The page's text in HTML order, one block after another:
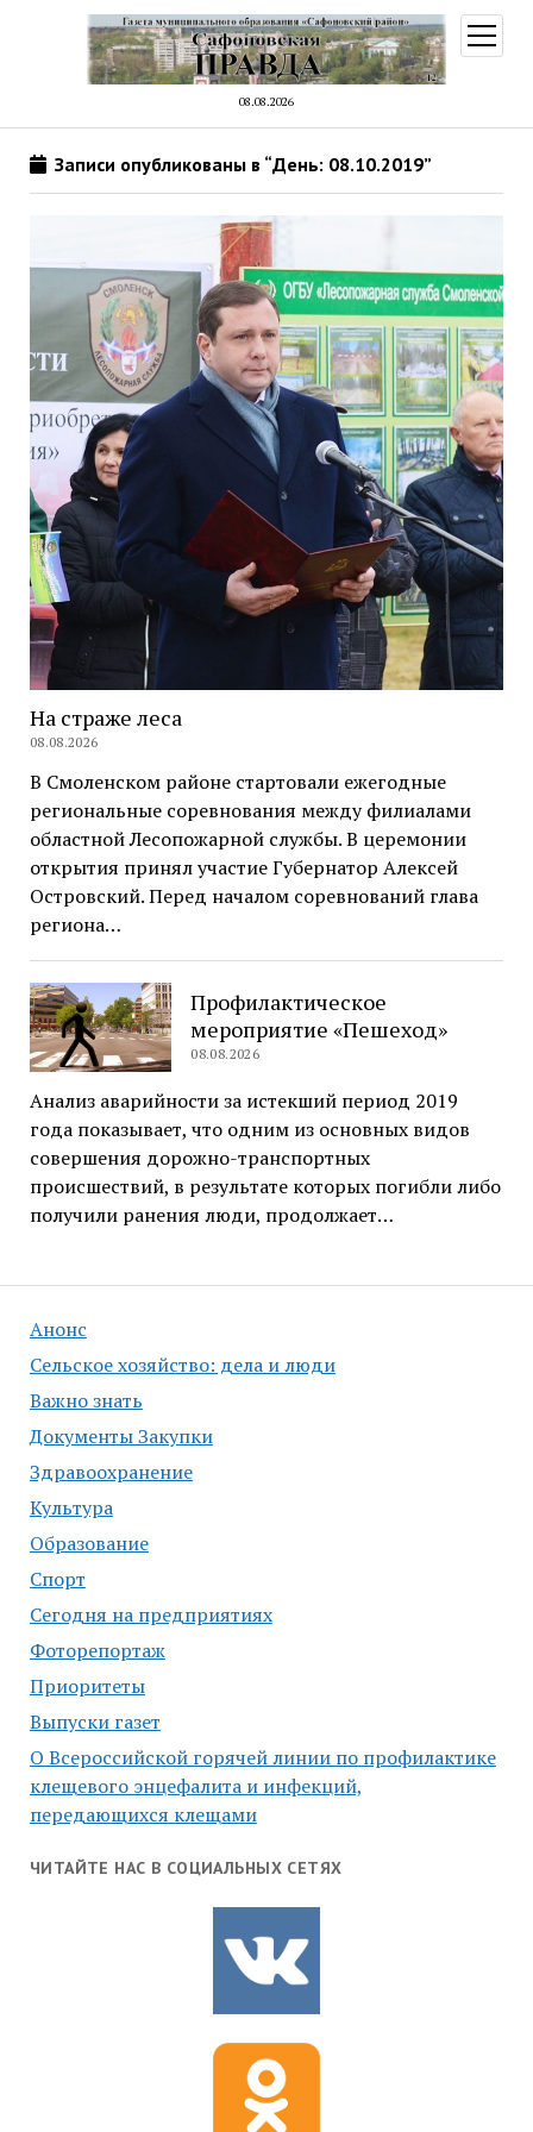
08.08.2026
меню
Анонс
Сельское хозяйство: дела и люди
Важно знать
Документы Закупки
Здравоохранение
Культура
Образование
Спорт
Сегодня на предприятиях
Фоторепортаж
Приоритеты
Выпуски газет
О Всероссийской горячей линии по профилактике
клещевого энцефалита и инфекций,
передающихся клещами
ЧИТАЙТЕ НАС В СОЦИАЛЬНЫХ СЕТЯХ
Записи опубликованы в “День: 08.10.2019”
На страже леса
08.08.2026
В Смоленском районе стартовали ежегодные
региональные соревнования между филиалами
областной Лесопожарной службы. В церемонии
открытия принял участие Губернатор Алексей
Островский. Перед началом соревнований глава
региона…
Профилактическое
мероприятие «Пешеход»
08.08.2026
Анализ аварийности за истекший период 2019
года показывает, что одним из основных видов
совершения дорожно-транспортных
происшествий, в результате которых погибли либо
получили ранения люди, продолжает…